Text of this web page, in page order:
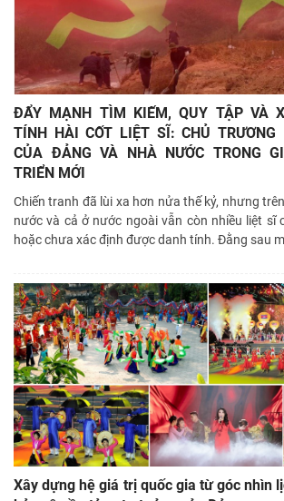
ĐẨY MẠNH TÌM KIẾM, QUY TẬP VÀ
TÍNH HÀI CỐT LIỆT SĨ: CHỦ TRƯƠNG
CỦA ĐẢNG VÀ NHÀ NƯỚC TRONG
TRIỂN MỚI
Chiến tranh đã lùi xa hơn nửa thế kỷ, nhưng
nước và cả ở nước ngoài vẫn còn nhiều liệt sĩ
hoặc chưa xác định được danh tính. Đằng sau
Xây dựng hệ giá trị quốc gia từ góc nhìn